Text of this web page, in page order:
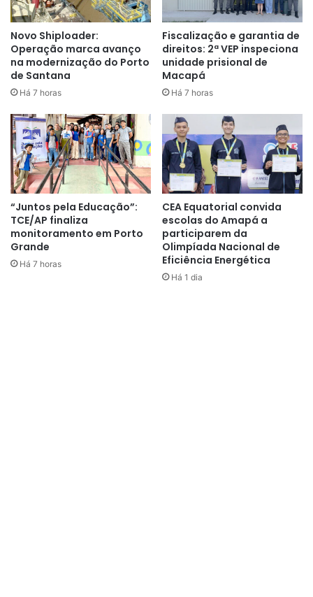
O processo é online, a partir das 14h do dia 30 de janeiro,
portalhttps://prematricula.escolapublica.ap.gov.br/home.
Para famílias sem acesso à internet, haverá apoio nas
escolas que funcionam como polo de pré-matrícula.
Escolas-pólo disponíveis
Em Macapá:Azevedo Costa, Tiradentes, Lauro Chaves,
Raimunda dos passos, Mário Quirino, Antônio Castro
Monteiro, Irineu da Gama Paes, Nanci Nina Costa, Antônio
Messias, Prof. Jacinta Mª R. de Carvalho Gonçalves e
Nilton Balieiro.
Em Santana:
Alberto Santos Dumont, David Miranda dos
Santos, Afonso Arinos e José Barroso Tostes.
Novo Shiploader:
Operação marca avanço
na modernização do Porto
de Santana
Há 7 horas
Fiscalização e garantia de
direitos: 2ª VEP inspeciona
unidade prisional de
Macapá
Há 7 horas
“Juntos pela Educação”:
TCE/AP finaliza
monitoramento em Porto
Grande
Há 7 horas
CEA Equatorial convida
escolas do Amapá a
participarem da
Olimpíada Nacional de
Eficiência Energética
Há 1 dia